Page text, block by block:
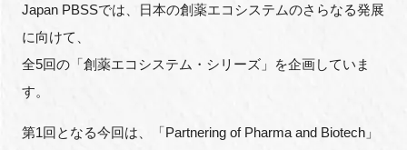
Japan PBSSでは、日本の創薬エコシステムのさらなる発展
に向けて、
全5回の「創薬エコシステム・シリーズ」を企画していま
す。
第1回となる今回は、「Partnering of Pharma and Biotech」